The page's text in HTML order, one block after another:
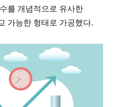
를 개념적으로 유사한
가능한 형태로 가공했다.